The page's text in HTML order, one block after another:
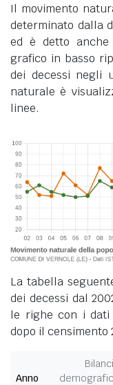
Il movimento
determinato dalla
ed è detto anche
grafico in basso
dei decessi negli
naturale è
linee.
La tabella
dei decessi dal
le righe con i dati
dopo il censimento
Anno